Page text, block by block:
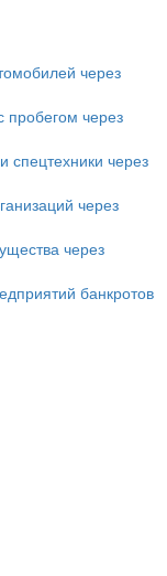
через
пробегом через
спецтехники через
через
через
банкротов